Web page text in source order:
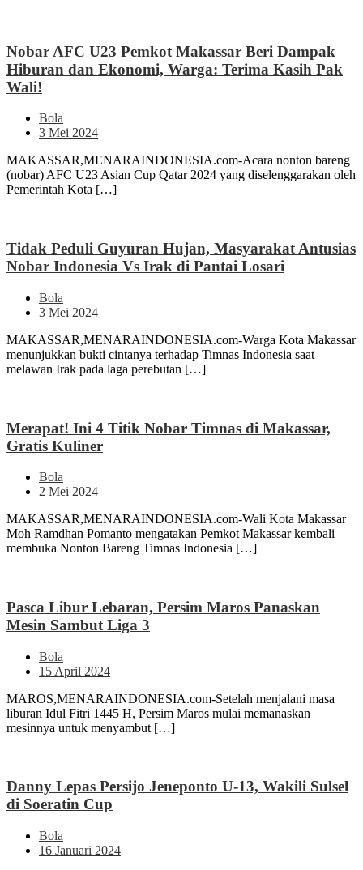
Nobar AFC U23 Pemkot Makassar Beri Dampak
Hiburan dan Ekonomi, Warga: Terima Kasih Pak
Wali!
Bola
3 Mei 2024
MAKASSAR,MENARAINDONESIA.com-Acara nonton bareng
(nobar) AFC U23 Asian Cup Qatar 2024 yang diselenggarakan oleh
Pemerintah Kota […]
Tidak Peduli Guyuran Hujan, Masyarakat Antusias
Nobar Indonesia Vs Irak di Pantai Losari
Bola
3 Mei 2024
MAKASSAR,MENARAINDONESIA.com-Warga Kota Makassar
menunjukkan bukti cintanya terhadap Timnas Indonesia saat
melawan Irak pada laga perebutan […]
Merapat! Ini 4 Titik Nobar Timnas di Makassar,
Gratis Kuliner
Bola
2 Mei 2024
MAKASSAR,MENARAINDONESIA.com-Wali Kota Makassar
Moh Ramdhan Pomanto mengatakan Pemkot Makassar kembali
membuka Nonton Bareng Timnas Indonesia […]
Pasca Libur Lebaran, Persim Maros Panaskan
Mesin Sambut Liga 3
Bola
15 April 2024
MAROS,MENARAINDONESIA.com-Setelah menjalani masa
liburan Idul Fitri 1445 H, Persim Maros mulai memanaskan
mesinnya untuk menyambut […]
Danny Lepas Persijo Jeneponto U-13, Wakili Sulsel
di Soeratin Cup
Bola
16 Januari 2024